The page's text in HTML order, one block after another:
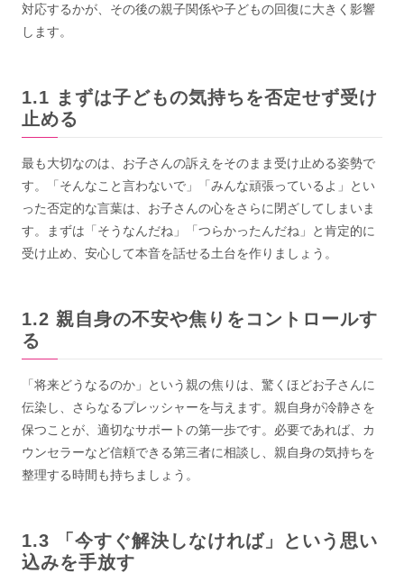
対応するかが、その後の親子関係や子どもの回復に大きく影響
します。
まずは子どもの気持ちを否定せず受け
止める
最も大切なのは、お子さんの訴えをそのまま受け止める姿勢で
す。「そんなこと言わないで」「みんな頑張っているよ」とい
った否定的な言葉は、お子さんの心をさらに閉ざしてしまいま
す。まずは「そうなんだね」「つらかったんだね」と肯定的に
受け止め、安心して本音を話せる土台を作りましょう。
親自身の不安や焦りをコントロールす
る
「将来どうなるのか」という親の焦りは、驚くほどお子さんに
伝染し、さらなるプレッシャーを与えます。親自身が冷静さを
保つことが、適切なサポートの第一歩です。必要であれば、カ
ウンセラーなど信頼できる第三者に相談し、親自身の気持ちを
整理する時間も持ちましょう。
「今すぐ解決しなければ」という思い
込みを手放す